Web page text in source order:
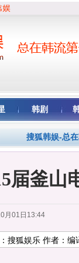
韩剧
搜狐韩娱-总
届釜山
月01日13:44
搜狐娱乐 作者：编